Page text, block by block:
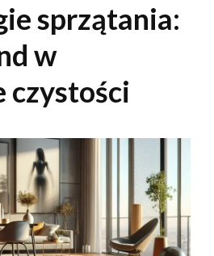
sprzątania:
w
czystości